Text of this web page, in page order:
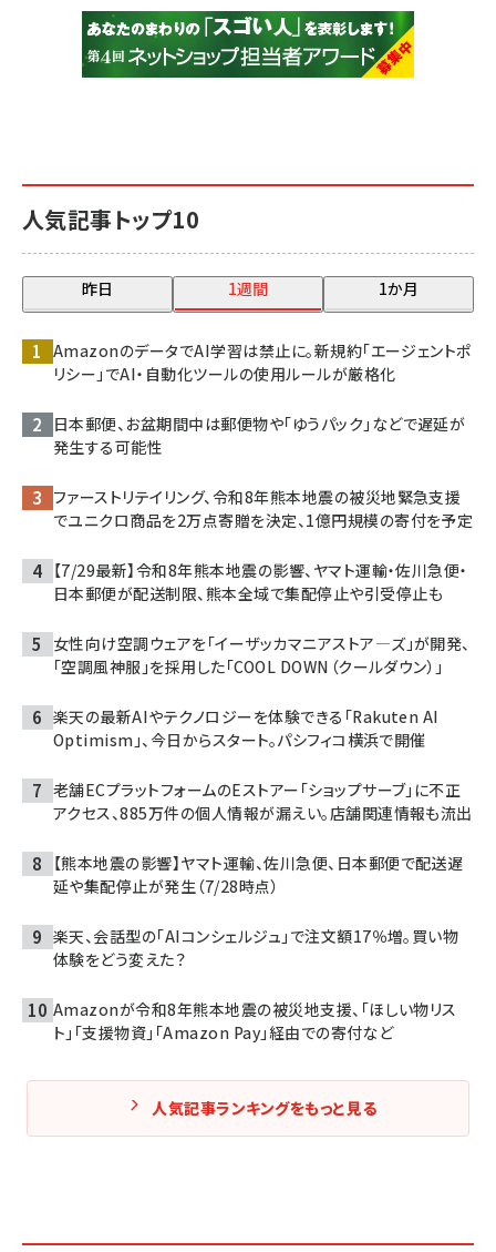
人気記事トップ10
昨日 1週間 1か月
AmazonのデータでAI学習は禁止に。新規約「エージェントポ
リシー」でAI・自動化ツールの使用ルールが厳格化
日本郵便、お盆期間中は郵便物や「ゆうパック」などで遅延が
発生する可能性
ファーストリテイリング、令和8年熊本地震の被災地緊急支援
でユニクロ商品を2万点寄贈を決定、1億円規模の寄付を予定
【7/29最新】令和8年熊本地震の影響、ヤマト運輸・佐川急便・
日本郵便が配送制限、熊本全域で集配停止や引受停止も
女性向け空調ウェアを「イーザッカマニアストア―ズ」が開発、
「空調風神服」を採用した「COOL DOWN（クールダウン）」
楽天の最新AIやテクノロジーを体験できる「Rakuten AI
Optimism」、今日からスタート。パシフィコ横浜で開催
老舗ECプラットフォームのEストアー「ショップサーブ」に不正
アクセス、885万件の個人情報が漏えい。店舗関連情報も流出
【熊本地震の影響】ヤマト運輸、佐川急便、日本郵便で配送遅
延や集配停止が発生（7/28時点）
楽天、会話型の「AIコンシェルジュ」で注文額17％増。買い物
体験をどう変えた？
Amazonが令和8年熊本地震の被災地支援、「ほしい物リス
ト」「支援物資」「Amazon Pay」経由での寄付など
人気記事ランキングをもっと見る